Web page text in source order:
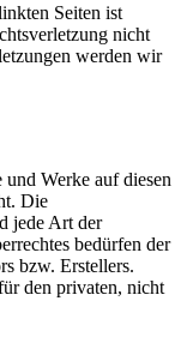
Seiten ist
nicht
werden wir
Werke auf diesen
Die
jede Art der
bedürfen der
bzw. Erstellers.
den privaten, nicht